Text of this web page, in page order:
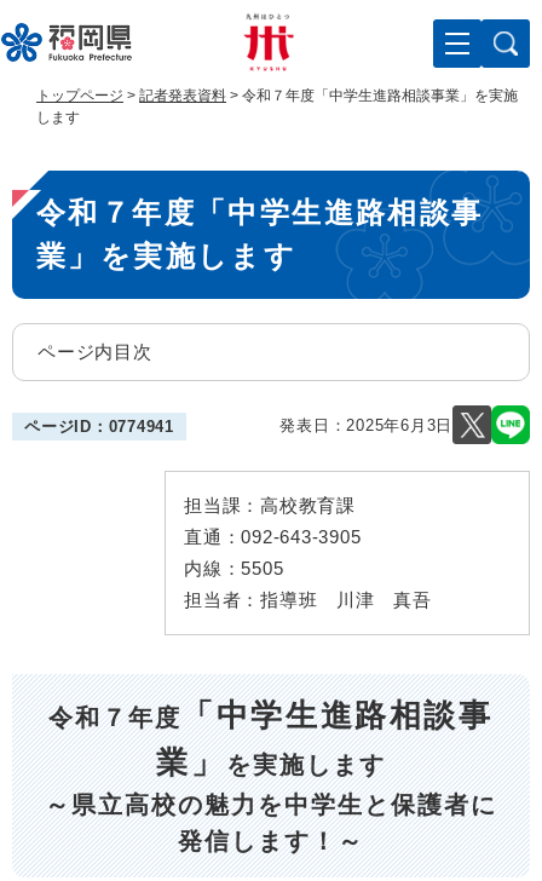
ー
ジ
す
。
ニ
ュ
し
て
へ
トップページ > 記者発表資料 > 令和７年度「中学生進路相談事業」を実施
します
本
文
令和７年度「中学生進路相談事
業」を実施します
ページ内目次
ページID：0774941 発表日：2025年6月3日
担当課： 高校教育課
直通：092-643-3905
内線：5505
担当者： 指導班 川津 真吾
令和７年度「中学生進路相談事
業」を実施します
～県立高校の魅力を中学生と保護者に
発信します！～